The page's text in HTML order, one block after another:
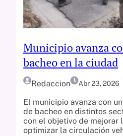
Municipio avanza
bacheo en la ciudad
Redaccion Abr 23, 2026
El municipio avanza con
de bacheo en distintos
con el objetivo de mejorar
optimizar la circulación